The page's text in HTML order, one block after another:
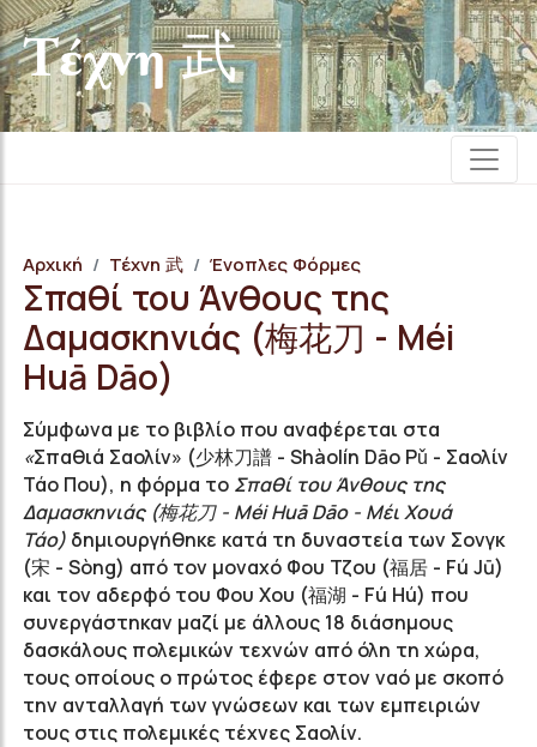
Τέχνη 武
Αρχική Τέχνη 武 Ένοπλες Φόρμες
Σπαθί του Άνθους της
Δαμασκηνιάς (梅花刀 - Méi
Huā Dāo)
Σύμφωνα με το βιβλίο που αναφέρεται στα
«Σπαθιά Σαολίν» (少林刀譜 - Shàolín Dāo Pǔ - Σαολίν
Τάο Που), η φόρμα το Σπαθί του Άνθους της
Δαμασκηνιάς (梅花刀 - Méi Huā Dāo - Μέι Χουά
Τάο) δημιουργήθηκε κατά τη δυναστεία των Σονγκ
(宋 - Sòng) από τον μοναχό Φου Τζου (福居 - Fú Jū)
και τον αδερφό του Φου Χου (福湖 - Fú Hú) που
συνεργάστηκαν μαζί με άλλους 18 διάσημους
δασκάλους πολεμικών τεχνών από όλη τη χώρα,
τους οποίους ο πρώτος έφερε στον ναό με σκοπό
την ανταλλαγή των γνώσεων και των εμπειριών
τους στις πολεμικές τέχνες Σαολίν.